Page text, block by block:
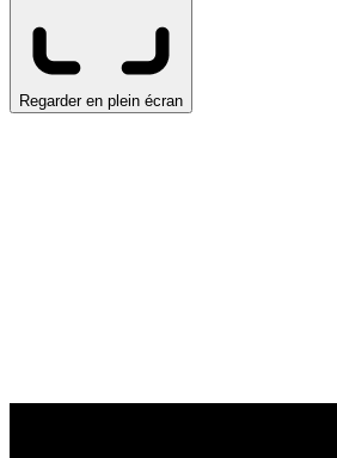
Regarder en plein écran